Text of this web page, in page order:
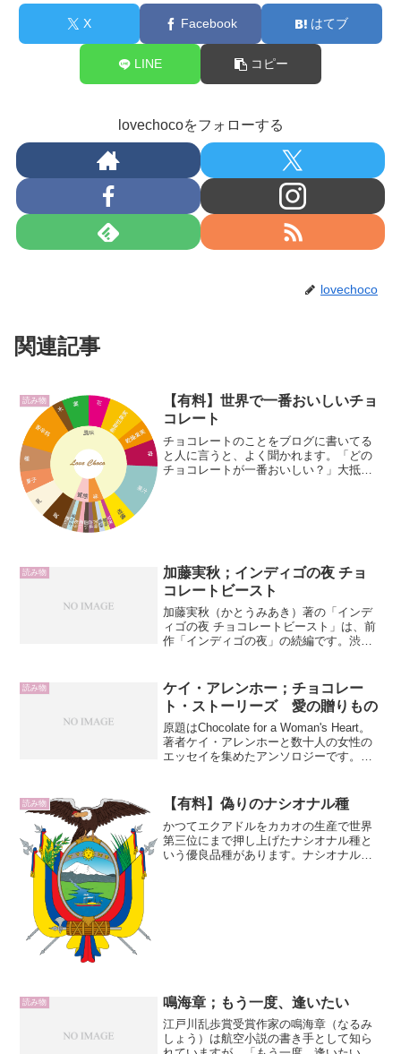
X Facebook はてブ
LINE コピー
lovechocoをフォローする
lovechoco
関連記事
読み物
【有料】世界で一番おいしいチョ
コレート
チョコレートのことをブログに書いてる
と人に言うと、よく聞かれます。「どの
チョコレートが一番おいしい？」大抵、
読み物
加藤実秋；インディゴの夜 チョ
コレートビースト
加藤実秋（かとうみあき）著の「インデ
ィゴの夜 チョコレートビースト」は、前
作「インディゴの夜」の続編です。渋谷
indigo」の華やかなホスト達と女オーナー
の晶が夜の街...
読み物
ケイ・アレンホー；チョコレー
ト・ストーリーズ 愛の贈りもの
原題はChocolate for a Woman's Heart。
著者ケイ・アレンホーと数十人の女性の
エッセイを集めたアンソロジーです。愛
ちた「ティムへの手紙」、母への...
読み物 【有料】偽りのナシオナル種
かつてエクアドルをカカオの生産で世界
第三位にまで押し上げたナシオナル種と
いう優良品種があります。ナシオナル種
読み物 鳴海章；もう一度、逢いたい
江戸川乱歩賞受賞作家の鳴海章（なるみ
しょう）は航空小説の書き手として知ら